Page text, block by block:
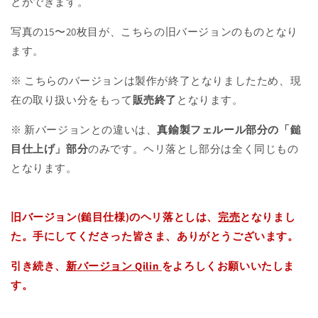
写真の15〜20枚目が、こちらの旧バージョンのものとなり
ます。
※ こちらのバージョンは製作が終了となりましたため、現
在の取り扱い分をもって 販売終了 となります。
※ 新バージョンとの違いは、真鍮製フェルール部分の「鎚
目仕上げ」部分のみです。ヘリ落とし部分は全く同じもの
となります。
旧バージョン(鎚目仕様)のヘリ落としは、 完売となりまし
た。手にしてくださった皆さま、ありがとうございます。
引き続き、 新バージョン Qilin をよろしくお願いいたしま
す。